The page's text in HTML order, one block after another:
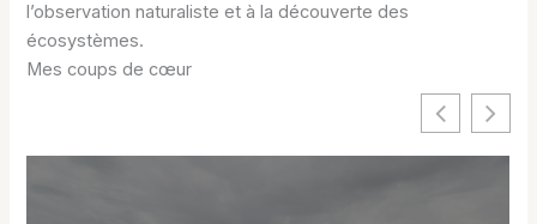
l’observation naturaliste et à la découverte des
écosystèmes.
Mes coups de cœur